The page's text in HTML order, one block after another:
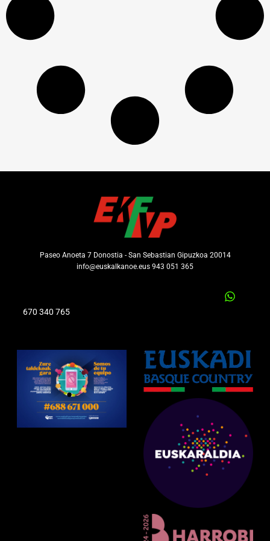
Paseo Anoeta 7 Donostia - San Sebastian Gipuzkoa 20014
info@euskalkanoe.eus 943 051 365
670 340 765